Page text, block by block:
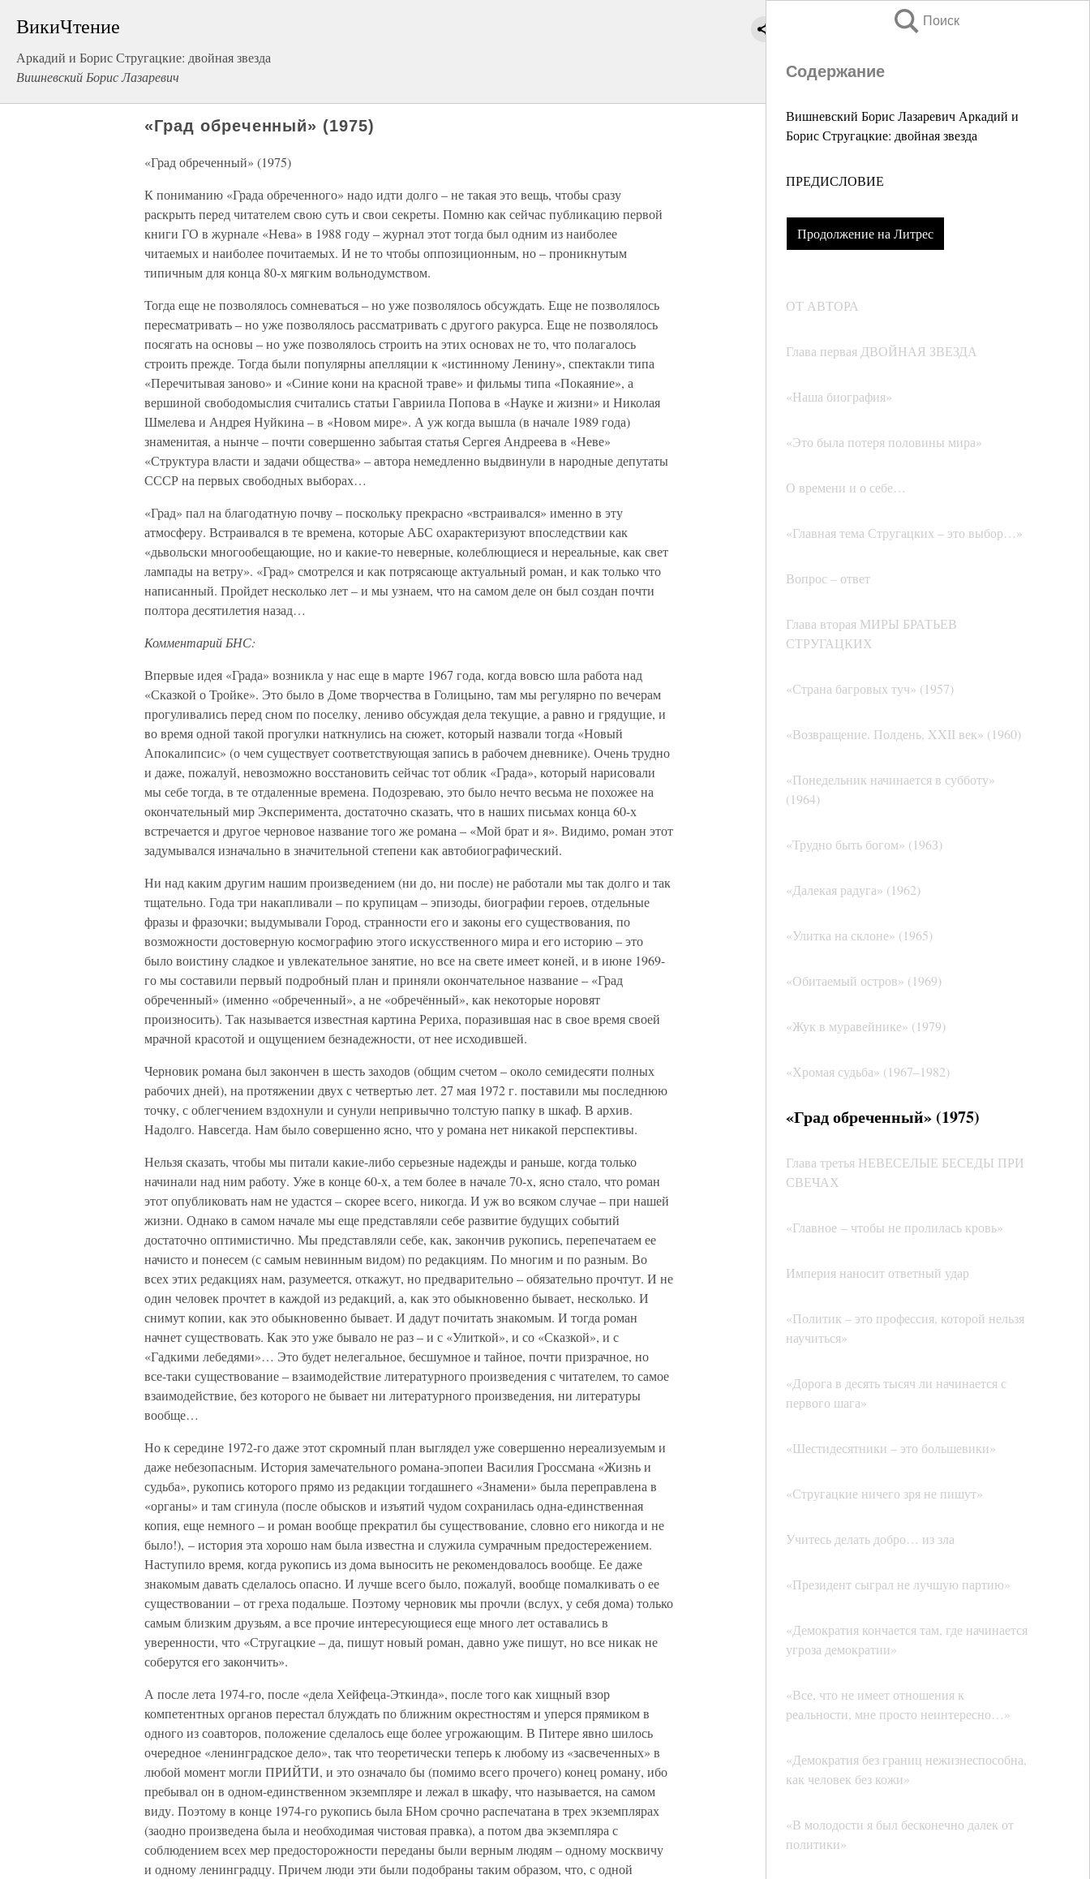
ВикиЧтение
Аркадий и Борис Стругацкие: двойная звезда
Вишневский Борис Лазаревич
Поиск
Содержание
Вишневский Борис Лазаревич Аркадий и
Борис Стругацкие: двойная звезда
ПРЕДИСЛОВИЕ
Продолжение на Литрес
ОТ АВТОРА
Глава первая ДВОЙНАЯ ЗВЕЗДА
«Наша биография»
«Это была потеря половины мира»
О времени и о себе…
«Главная тема Стругацких – это выбор…»
Вопрос – ответ
Глава вторая МИРЫ БРАТЬЕВ
СТРУГАЦКИХ
«Страна багровых туч» (1957)
«Возвращение. Полдень, XXII век» (1960)
«Понедельник начинается в субботу»
(1964)
«Трудно быть богом» (196З)
«Далекая радуга» (1962)
«Улитка на склоне» (1965)
«Обитаемый остров» (1969)
«Жук в муравейнике» (1979)
«Хромая судьба» (1967–1982)
«Град обреченный» (1975)
Глава третья НЕВЕСЕЛЫЕ БЕСЕДЫ ПРИ
СВЕЧАХ
«Главное – чтобы не пролилась кровь»
Империя наносит ответный удар
«Политик – это профессия, которой нельзя
научиться»
«Дорога в десять тысяч ли начинается с
первого шага»
«Шестидесятники – это большевики»
«Стругацкие ничего зря не пишут»
Учитесь делать добро… из зла
«Президент сыграл не лучшую партию»
«Демократия кончается там, где начинается
угроза демократии»
«Все, что не имеет отношения к
реальности, мне просто неинтересно…»
«Демократия без границ нежизнеспособна,
как человек без кожи»
«В молодости я был бесконечно далек от
политики»
«Град обреченный» (1975)
«Град обреченный» (1975)
К пониманию «Града обреченного» надо идти долго – не такая это вещь, чтобы сразу
раскрыть перед читателем свою суть и свои секреты. Помню как сейчас публикацию первой
книги ГО в журнале «Нева» в 1988 году – журнал этот тогда был одним из наиболее
читаемых и наиболее почитаемых. И не то чтобы оппозиционным, но – проникнутым
типичным для конца 80-х мягким вольнодумством.
Тогда еще не позволялось сомневаться – но уже позволялось обсуждать. Еще не позволялось
пересматривать – но уже позволялось рассматривать с другого ракурса. Еще не позволялось
посягать на основы – но уже позволялось строить на этих основах не то, что полагалось
строить прежде. Тогда были популярны апелляции к «истинному Ленину», спектакли типа
«Перечитывая заново» и «Синие кони на красной траве» и фильмы типа «Покаяние», а
вершиной свободомыслия считались статьи Гавриила Попова в «Науке и жизни» и Николая
Шмелева и Андрея Нуйкина – в «Новом мире». А уж когда вышла (в начале 1989 года)
знаменитая, а нынче – почти совершенно забытая статья Сергея Андреева в «Неве»
«Структура власти и задачи общества» – автора немедленно выдвинули в народные депутаты
СССР на первых свободных выборах…
«Град» пал на благодатную почву – поскольку прекрасно «встраивался» именно в эту
атмосферу. Встраивался в те времена, которые АБС охарактеризуют впоследствии как
«дьвольски многообещающие, но и какие-то неверные, колеблющиеся и нереальные, как свет
лампады на ветру». «Град» смотрелся и как потрясающе актуальный роман, и как только что
написанный. Пройдет несколько лет – и мы узнаем, что на самом деле он был создан почти
полтора десятилетия назад…
Комментарий БНС:
Впервые идея «Града» возникла у нас еще в марте 1967 года, когда вовсю шла работа над
«Сказкой о Тройке». Это было в Доме творчества в Голицыно, там мы регулярно по вечерам
прогуливались перед сном по поселку, лениво обсуждая дела текущие, а равно и грядущие, и
во время одной такой прогулки наткнулись на сюжет, который назвали тогда «Новый
Апокалипсис» (о чем существует соответствующая запись в рабочем дневнике). Очень трудно
и даже, пожалуй, невозможно восстановить сейчас тот облик «Града», который нарисовали
мы себе тогда, в те отдаленные времена. Подозреваю, это было нечто весьма не похожее на
окончательный мир Эксперимента, достаточно сказать, что в наших письмах конца 60-х
встречается и другое черновое название того же романа – «Мой брат и я». Видимо, роман этот
задумывался изначально в значительной степени как автобиографический.
Ни над каким другим нашим произведением (ни до, ни после) не работали мы так долго и так
тщательно. Года три накапливали – по крупицам – эпизоды, биографии героев, отдельные
фразы и фразочки; выдумывали Город, странности его и законы его существования, по
возможности достоверную космографию этого искусственного мира и его историю – это
было воистину сладкое и увлекательное занятие, но все на свете имеет коней, и в июне 1969-
го мы составили первый подробный план и приняли окончательное название – «Град
обреченный» (именно «обреченный», а не «обречённый», как некоторые норовят
произносить). Так называется известная картина Рериха, поразившая нас в свое время своей
мрачной красотой и ощущением безнадежности, от нее исходившей.
Черновик романа был закончен в шесть заходов (общим счетом – около семидесяти полных
рабочих дней), на протяжении двух с четвертью лет. 27 мая 1972 г. поставили мы последнюю
точку, с облегчением вздохнули и сунули непривычно толстую папку в шкаф. В архив.
Надолго. Навсегда. Нам было совершенно ясно, что у романа нет никакой перспективы.
Нельзя сказать, чтобы мы питали какие-либо серьезные надежды и раньше, когда только
начинали над ним работу. Уже в конце 60-х, а тем более в начале 70-х, ясно стало, что роман
этот опубликовать нам не удастся – скорее всего, никогда. И уж во всяком случае – при нашей
жизни. Однако в самом начале мы еще представляли себе развитие будущих событий
достаточно оптимистично. Мы представляли себе, как, закончив рукопись, перепечатаем ее
начисто и понесем (с самым невинным видом) по редакциям. По многим и по разным. Во
всех этих редакциях нам, разумеется, откажут, но предварительно – обязательно прочтут. И не
один человек прочтет в каждой из редакций, а, как это обыкновенно бывает, несколько. И
снимут копии, как это обыкновенно бывает. И дадут почитать знакомым. И тогда роман
начнет существовать. Как это уже бывало не раз – и с «Улиткой», и со «Сказкой», и с
«Гадкими лебедями»… Это будет нелегальное, бесшумное и тайное, почти призрачное, но
все-таки существование – взаимодействие литературного произведения с читателем, то самое
взаимодействие, без которого не бывает ни литературного произведения, ни литературы
вообще…
Но к середине 1972-го даже этот скромный план выглядел уже совершенно нереализуемым и
даже небезопасным. История замечательного романа-эпопеи Василия Гроссмана «Жизнь и
судьба», рукопись которого прямо из редакции тогдашнего «Знамени» была переправлена в
«органы» и там сгинула (после обысков и изъятий чудом сохранилась одна-единственная
копия, еще немного – и роман вообще прекратил бы существование, словно его никогда и не
было!), – история эта хорошо нам была известна и служила сумрачным предостережением.
Наступило время, когда рукопись из дома выносить не рекомендовалось вообще. Ее даже
знакомым давать сделалось опасно. И лучше всего было, пожалуй, вообще помалкивать о ее
существовании – от греха подальше. Поэтому черновик мы прочли (вслух, у себя дома) только
самым близким друзьям, а все прочие интересующиеся еще много лет оставались в
уверенности, что «Стругацкие – да, пишут новый роман, давно уже пишут, но все никак не
соберутся его закончить».
А после лета 1974-го, после «дела Хейфеца-Эткинда», после того как хищный взор
компетентных органов перестал блуждать по ближним окрестностям и уперся прямиком в
одного из соавторов, положение сделалось еще более угрожающим. В Питере явно шилось
очередное «ленинградское дело», так что теоретически теперь к любому из «засвеченных» в
любой момент могли ПРИЙТИ, и это означало бы (помимо всего прочего) конец роману, ибо
пребывал он в одном-единственном экземпляре и лежал в шкафу, что называется, на самом
виду. Поэтому в конце 1974-го рукопись была БНом срочно распечатана в трех экземплярах
(заодно произведена была и необходимая чистовая правка), а потом два экземпляра с
соблюдением всех мер предосторожности переданы были верным людям – одному москвичу
и одному ленинградцу. Причем люди эти были подобраны таким образом, что, с одной